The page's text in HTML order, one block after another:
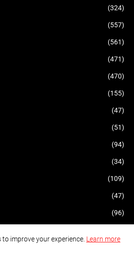
(324)
(557)
(561)
(471)
(470)
(155)
(47)
(51)
(94)
(34)
(109)
(47)
(96)
improve your experience. Learn more